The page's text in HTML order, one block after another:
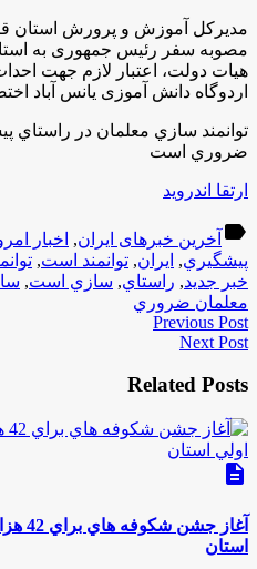
مصوبه سفر رئیس جمهوری به
هیات دولت، اعتبار لازم جهت
اردوگاه دانش آموزی یانس آباد
توانمند سازي معلمان در راستاي
ضروري است
ارتقا اندروید
label آخرین خبرهای ایران, اخبار
پيشگيري, ایران, توانمند است,
خبر جدید, راستاي, سازي است,
معلمان ضروري
Previous Post
Next Post
Related Posts
description
استان